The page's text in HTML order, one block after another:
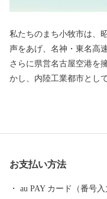
私たちのまち小牧市は、
声をあげ、名神・東名高
さらに県営名古屋空港を
かし、内陸工業都市とし
資産も有し、豊かな自然
年間居城とした城でもあ
お支払い方法
au PAY カード（番号入